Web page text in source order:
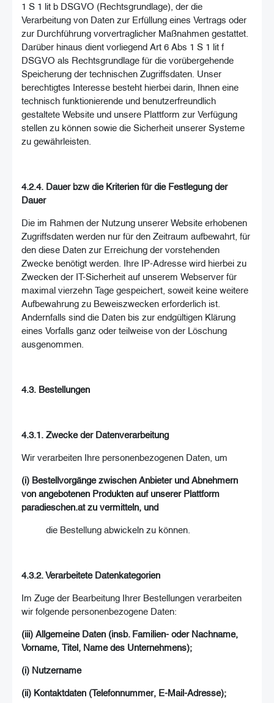
1 S 1 lit b DSGVO (Rechtsgrundlage), der die
Verarbeitung von Daten zur Erfüllung eines Vertrags oder
zur Durchführung vorvertraglicher Maßnahmen gestattet.
Darüber hinaus dient vorliegend Art 6 Abs 1 S 1 lit f
DSGVO als Rechtsgrundlage für die vorübergehende
Speicherung der technischen Zugriffsdaten. Unser
berechtigtes Interesse besteht hierbei darin, Ihnen eine
technisch funktionierende und benutzerfreundlich
gestaltete Website und unsere Plattform zur Verfügung
stellen zu können sowie die Sicherheit unserer Systeme
zu gewährleisten.
4.2.4. Dauer bzw die Kriterien für die Festlegung der
Dauer
Die im Rahmen der Nutzung unserer Website erhobenen
Zugriffsdaten werden nur für den Zeitraum aufbewahrt, für
den diese Daten zur Erreichung der vorstehenden
Zwecke benötigt werden. Ihre IP-Adresse wird hierbei zu
Zwecken der IT-Sicherheit auf unserem Webserver für
maximal vierzehn Tage gespeichert, soweit keine weitere
Aufbewahrung zu Beweiszwecken erforderlich ist.
Andernfalls sind die Daten bis zur endgültigen Klärung
eines Vorfalls ganz oder teilweise von der Löschung
ausgenommen.
4.3. Bestellungen
4.3.1. Zwecke der Datenverarbeitung
Wir verarbeiten Ihre personenbezogenen Daten, um
(i) Bestellvorgänge zwischen Anbieter und Abnehmern
von angebotenen Produkten auf unserer Plattform
paradieschen.at zu vermitteln, und
die Bestellung abwickeln zu können.
4.3.2. Verarbeitete Datenkategorien
Im Zuge der Bearbeitung Ihrer Bestellungen verarbeiten
wir folgende personenbezogene Daten:
(iii) Allgemeine Daten (insb. Familien- oder Nachname,
Vorname, Titel, Name des Unternehmens);
(i) Nutzername
(ii) Kontaktdaten (Telefonnummer, E-Mail-Adresse);